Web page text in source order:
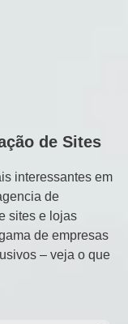
de Sites
interessantes em
de
sites e lojas
de empresas
– veja o que